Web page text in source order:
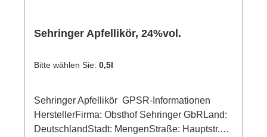
Sehringer Apfellikör, 24%vol.
Bitte wählen Sie: 0,5l
Sehringer Apfellikör GPSR-Informationen
HerstellerFirma: Obsthof Sehringer GbRLand:
DeutschlandStadt: MengenStraße: Hauptstr.